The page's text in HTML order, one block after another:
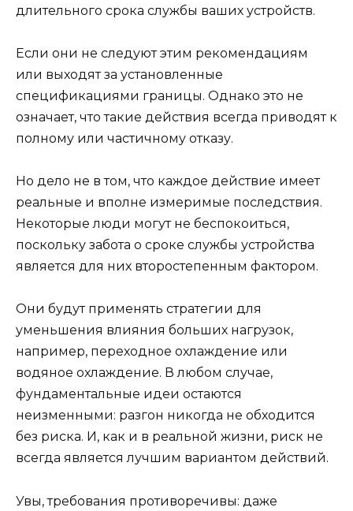
длительного срока службы ваших устройств.
Если они не следуют этим рекомендациям
или выходят за установленные
спецификациями границы. Однако это не
означает, что такие действия всегда приводят к
полному или частичному отказу.
Но дело не в том, что каждое действие имеет
реальные и вполне измеримые последствия.
Некоторые люди могут не беспокоиться,
поскольку забота о сроке службы устройства
является для них второстепенным фактором.
Они будут применять стратегии для
уменьшения влияния больших нагрузок,
например, переходное охлаждение или
водяное охлаждение. В любом случае,
фундаментальные идеи остаются
неизменными: разгон никогда не обходится
без риска. И, как и в реальной жизни, риск не
всегда является лучшим вариантом действий.
Увы, требования противоречивы: даже